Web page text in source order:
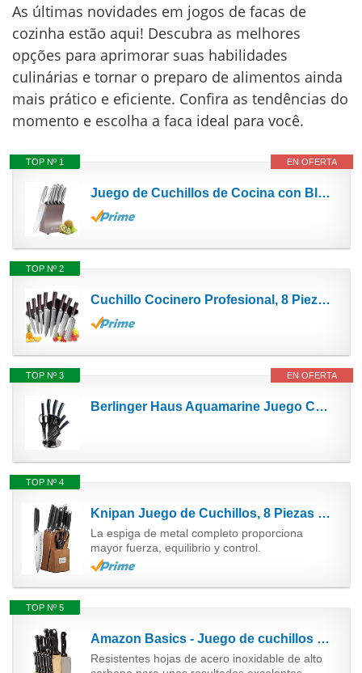
As últimas novidades em jogos de facas de
cozinha estão aqui! Descubra as melhores
opções para aprimorar suas habilidades
culinárias e tornar o preparo de alimentos ainda
mais prático e eficiente. Confira as tendências do
momento e escolha a faca ideal para você.
EN OFERTA
TOP Nº 1
Juego de Cuchillos de Cocina con Bloque Cuchillos,KOTLIE 5 Piezas Cuchillos Cocina Acero Inoxidable...
TOP Nº 2
Cuchillo Cocinero Profesional, 8 Piezas Cuchillos de Cocina de Cuchillo Profesional, Acero...
EN OFERTA
TOP Nº 3
Berlinger Haus Aquamarine Juego Cuchillos Cocina Profesional 8 piezas, Acero Inoxidable...
TOP Nº 4
Knipan Juego de Cuchillos, 8 Piezas Cuchillos de Cocina Profesional, Inoxidable Alemán, Bloque de...
La espiga de metal completo proporciona
mayor fuerza, equilibrio y control.
TOP Nº 5
Amazon Basics - Juego de cuchillos de cocina y soporte (14 piezas)
Resistentes hojas de acero inoxidable de alto